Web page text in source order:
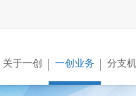
关于一创 一创业务 分支